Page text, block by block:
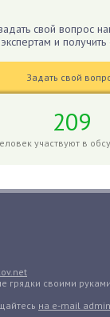
свой вопрос
экспертам и получить
Задать свой
209
участвуют в
грядки своими руками
на e-mail